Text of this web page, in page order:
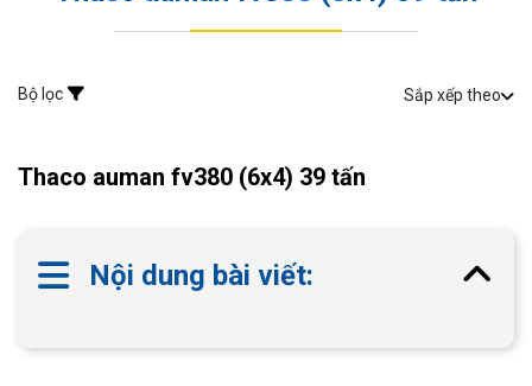
Bộ lọc Sắp xếp theo
Thaco auman fv380 (6x4) 39 tấn
Nội dung bài viết: